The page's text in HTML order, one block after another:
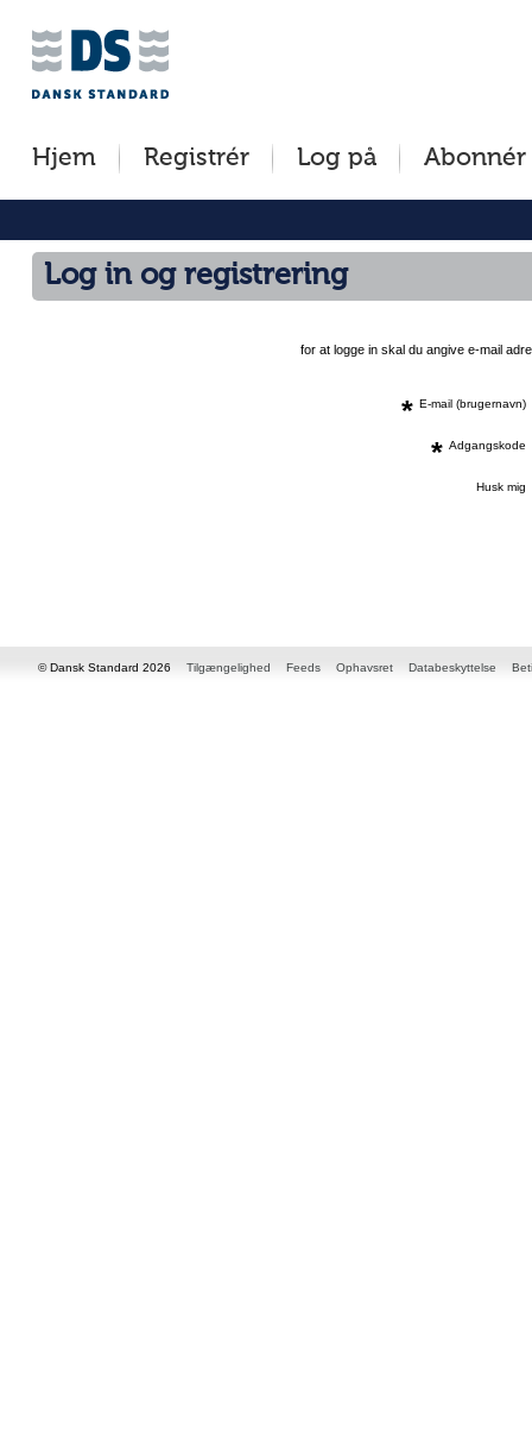
Jump
[s]Hjem Registrér Log på Abonnér
Log in og registrering
for at logge in skal du angive e-mail
* E-mail (brugernavn)
* Adgangskode
Husk mig
© Dansk Standard 2026 Tilgængelighed Feeds Ophavsret Databeskyttelse